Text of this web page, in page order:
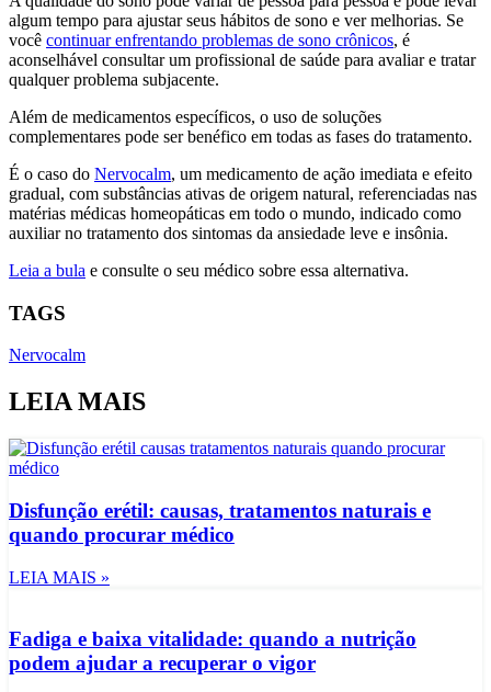
algum tempo para ajustar seus hábitos de sono e ver melhorias. Se
você continuar enfrentando problemas de sono crônicos, é
aconselhável consultar um profissional de saúde para avaliar e tratar
qualquer problema subjacente.
Além de medicamentos específicos, o uso de soluções
complementares pode ser benéfico em todas as fases do tratamento.
É o caso do Nervocalm, um medicamento de ação imediata e efeito
gradual, com substâncias ativas de origem natural, referenciadas nas
matérias médicas homeopáticas em todo o mundo, indicado como
auxiliar no tratamento dos sintomas da ansiedade leve e insônia.
Leia a bula e consulte o seu médico sobre essa alternativa.
TAGS
Nervocalm
LEIA MAIS
Disfunção erétil: causas, tratamentos naturais e
quando procurar médico
LEIA MAIS »
Fadiga e baixa vitalidade: quando a nutrição
podem ajudar a recuperar o vigor